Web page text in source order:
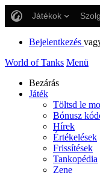
Játékok
Bejelentkezés
World of Tanks Menü
Bezárás
Játék
Töltsd le
Bónusz
Hírek
Értékelések
Frissítések
Tankopédia
Zene